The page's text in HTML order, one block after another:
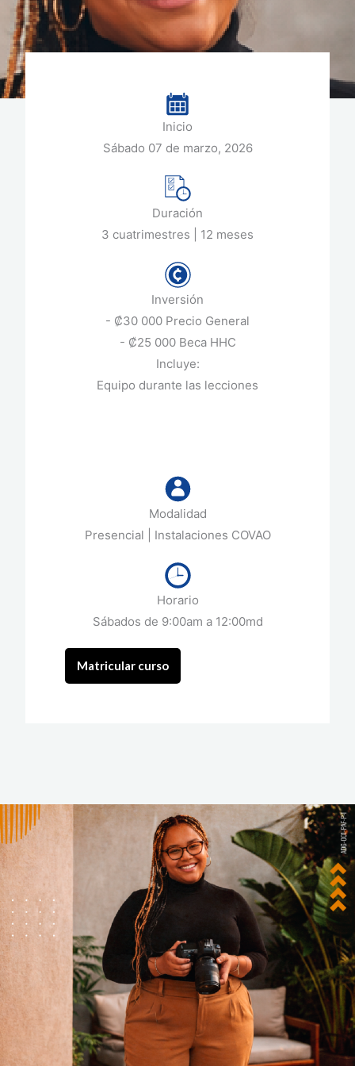
Inicio
Sábado 07 de marzo, 2026
Duración
3 cuatrimestres | 12 meses
Inversión
- ₡30 000 Precio General
- ₡25 000 Beca HHC
Incluye:
Equipo durante las lecciones
Modalidad
Presencial | Instalaciones COVAO
Horario
Sábados de 9:00am a 12:00md
Matricular curso